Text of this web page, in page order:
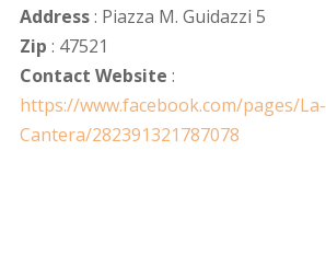
Address: Piazza M. Guidazzi 5
Zip : 47521
Contact Website :
https://www.facebook.com/pages/La-
Cantera/282391321787078